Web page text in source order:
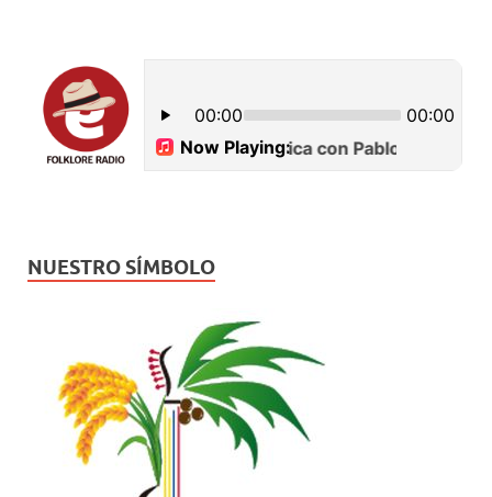
NUESTRO SÍMBOLO